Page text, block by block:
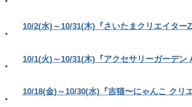
10/2(水)～10/31(木)『さいたまクリエイター
10/1(火)～10/31(木)『アクセサリーガーデ
10/18(金)～10/30(水)『吉猫〜にゃんこ クリ